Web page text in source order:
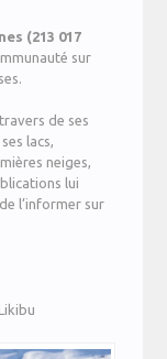
(213 017
sur
de ses
lacs,
neiges,
lui
l’informer sur